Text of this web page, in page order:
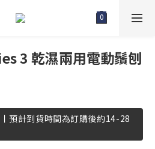
3 乾濕兩用電動鬚刨
預計到貨時間為訂購後約14-28